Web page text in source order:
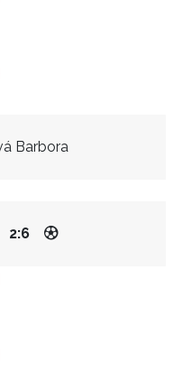
Barbora
2:6